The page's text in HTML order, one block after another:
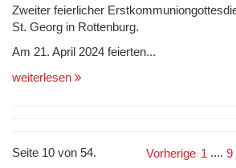
Zweiter feierlicher
St. Georg in Rottenburg.
Am 21. April 2024 feierten...
weiterlesen
Seite 10 von 54. Vorherige 1 .... 9